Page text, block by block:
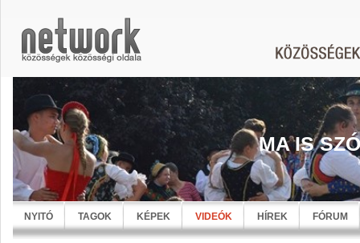
MA IS
NYITÓ TAGOK KÉPEK VIDEÓK HÍREK FÓRUM